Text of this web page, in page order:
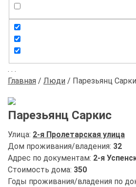
. . .
Главная / Люди / Парезьянц
Парезьянц Саркис
Улица: 2-я Пролетарская улица
Дом проживания/владения: 32
Адрес по документам: 2-я
Стоимость дома: 350
Годы проживания/владения по